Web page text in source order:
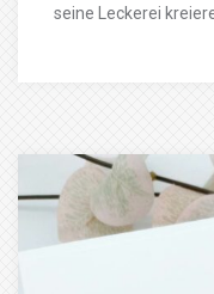
seine Leckerei